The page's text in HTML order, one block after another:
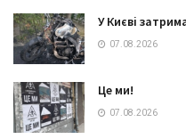
У Києві
07.08.2026
Це ми!
07.08.2026